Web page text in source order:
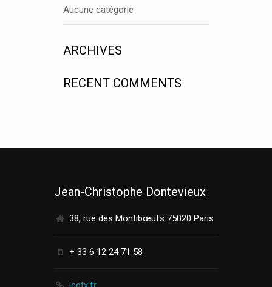
Aucune catégorie
ARCHIVES
RECENT COMMENTS
Jean-Christophe Dontevieux
38, rue des Montibœufs 75020 Paris
+ 33 6 12 24 71 58